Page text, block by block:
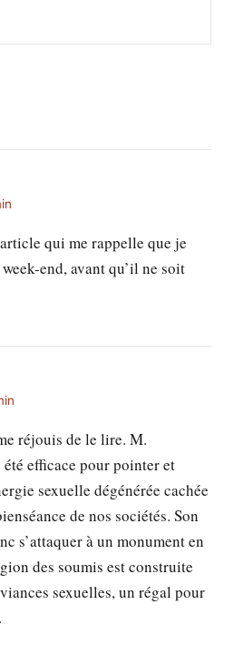
qui me rappelle que je
end, avant qu’il ne soit
réjouis de le lire. M.
efficace pour pointer et
sexuelle dégénérée cachée
de nos sociétés. Son
s’attaquer à un monument en
des soumis est construite
sexuelles, un régal pour